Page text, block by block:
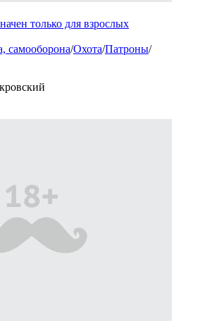
только для взрослых
самооборона/Охота/Патроны/